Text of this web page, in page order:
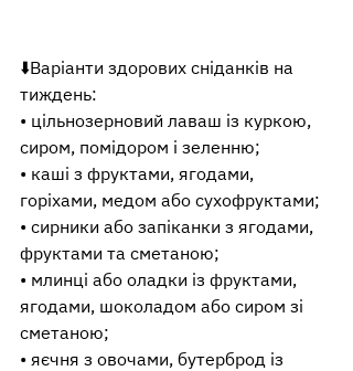
⬇️Варіанти здорових сніданків на
тиждень:
• цільнозерновий лаваш із куркою,
сиром, помідором і зеленню;
• каші з фруктами, ягодами,
горіхами, медом або сухофруктами;
• сирники або запіканки з ягодами,
фруктами та сметаною;
• млинці або оладки із фруктами,
ягодами, шоколадом або сиром зі
сметаною;
• яєчня з овочами, бутерброд із